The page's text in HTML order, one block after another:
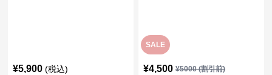
¥5,900 (税込)
SALE
¥4,500 ¥5000(割引前)